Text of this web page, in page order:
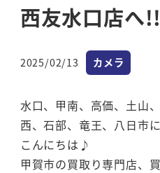
西友水口店へ!!
投稿日
2025/02/13 カテゴリー
カメラ
水口、甲南、高価、土山
西、石部、竜王、八日市
こんにちは♪
甲賀市の買取り専門店、